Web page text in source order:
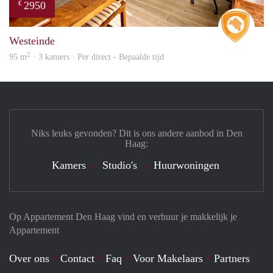
€ 2950
Real
Westeinde
95 m2 · 3 kamers · Per direct - Bepaalde tijd
Op Appartement Den Haag vind en verhuur je makkelijk je
Appartement
Over ons Contact Faq Voor Makelaars Partners
Niks leuks gevonden? Dit is ons andere aanbod in Den
Haag:
Kamers Studio's Huurwoningen